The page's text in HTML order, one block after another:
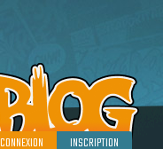
CONNEXION INSCRIPTION